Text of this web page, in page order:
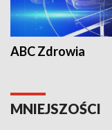
ABC Zdrowia
MNIEJSZOŚCI